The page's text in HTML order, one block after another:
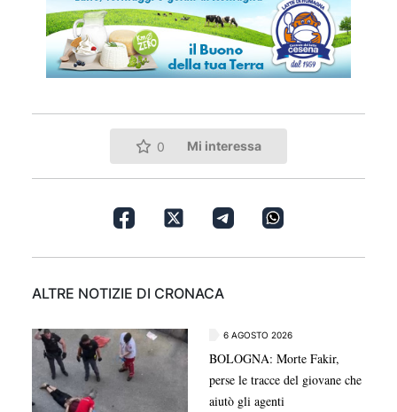
0 Mi interessa
ALTRE NOTIZIE DI CRONACA
6 AGOSTO 2026
BOLOGNA: Morte Fakir,
perse le tracce del giovane che
aiutò gli agenti